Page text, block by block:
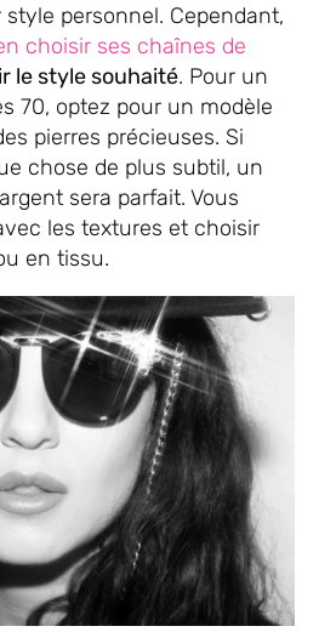
personnel. Cependant,
choisir ses chaînes de
le style souhaité. Pour un
70, optez pour un modèle
pierres précieuses. Si
chose de plus subtil, un
sera parfait. Vous
les textures et choisir
en tissu.